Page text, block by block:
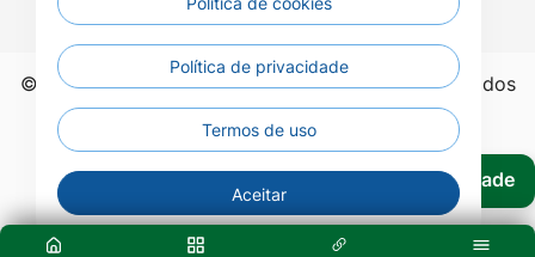
©2026 - Prefeitura Municipal de Nova Nazaré - Todos
os direitos reservados.
Política de privacidade
Termos de uso
Aceitar
Acessibilidade